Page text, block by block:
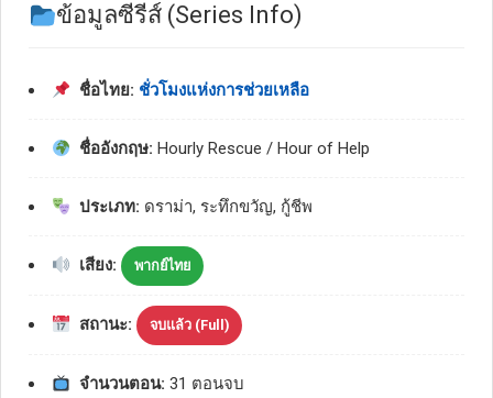
ข้อมูลซีรีส์ (Series Info)
ชื่อไทย: ชั่วโมงแห่งการช่วยเหลือ
ชื่ออังกฤษ: Hourly Rescue / Hour of Help
ประเภท: ดราม่า, ระทึกขวัญ, กู้ชีพ
เสียง: พากย์ไทย
สถานะ: จบแล้ว (Full)
จำนวนตอน: 31 ตอนจบ